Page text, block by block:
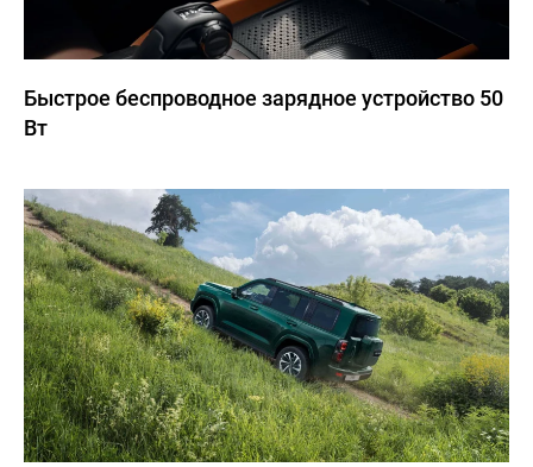
КОНТАКТЫ
8 (727)
240-40-40
Haval
Qalqaman
Быстрое беспроводное зарядное устройство 50
Вт